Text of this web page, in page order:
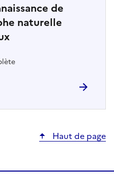
de
naturelle
Haut de page